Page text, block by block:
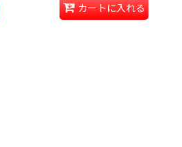
カートに入れる